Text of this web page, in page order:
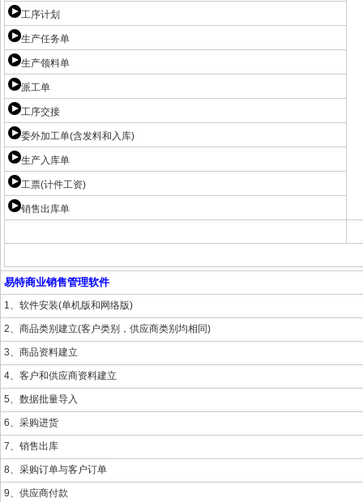
工序计划
生产任务单
生产领料单
派工单
工序交接
委外加工单(含发料和入库)
生产入库单
工票(计件工资)
销售出库单
易特商业销售管理软件
1、软件安装(单机版和网络版)
2、商品类别建立(客户类别，供应商类别均相同)
3、商品资料建立
4、客户和供应商资料建立
5、数据批量导入
6、采购进货
7、销售出库
8、采购订单与客户订单
9、供应商付款